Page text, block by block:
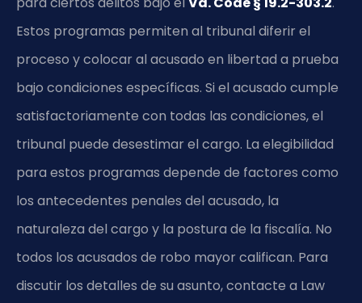
Estos programas permiten al tribunal diferir el
proceso y colocar al acusado en libertad a prueba
bajo condiciones específicas. Si el acusado cumple
satisfactoriamente con todas las condiciones, el
tribunal puede desestimar el cargo. La elegibilidad
para estos programas depende de factores como
los antecedentes penales del acusado, la
naturaleza del cargo y la postura de la fiscalía. No
todos los acusados de robo mayor califican. Para
discutir los detalles de su asunto, contacte a Law